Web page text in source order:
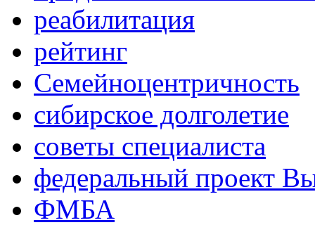
реабилитация
рейтинг
Семейноцентричность
сибирское долголетие
советы специалиста
федеральный проект
ФМБА